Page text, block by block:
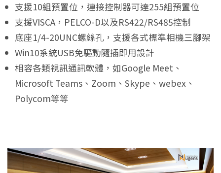
支援10組預置位，連接控制器可達255組預置位
支援VISCA，PELCO-D以及RS422/RS485控制
底座1/4-20UNC螺絲孔，支援各式標準相機三腳架
Win10系統USB免驅動隨插即用設計
相容各類視訊通訊軟體，如Google Meet、
Microsoft Teams、Zoom、Skype、webex、
Polycom等等